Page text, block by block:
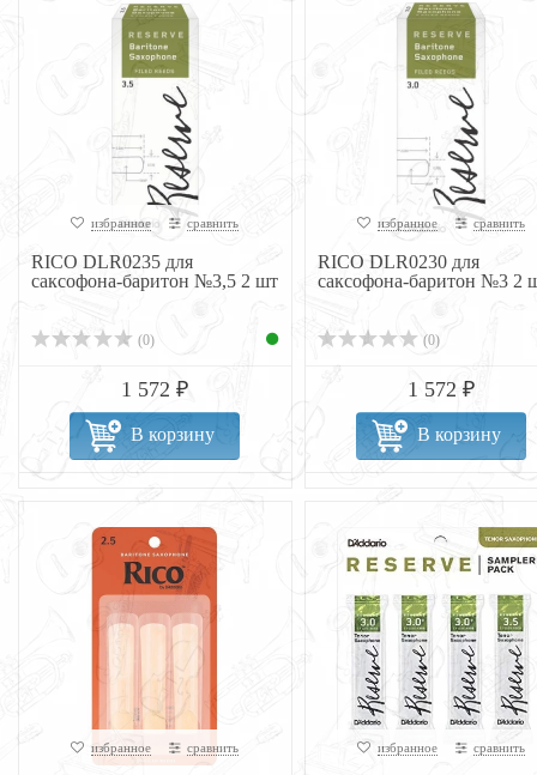
избранное сравнить
RICO DLR0235 для
саксофона-баритон №3,5 2 шт
(0)
1 572 ₽
В корзину
избранное сравнить
RICO DLR0230 для
саксофона-баритон №3 2
(0)
1 572 ₽
В корзину
избранное сравнить избранное сравнить